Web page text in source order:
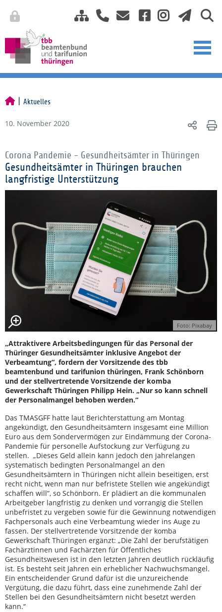
Aktuelles
10. November 2020
Corona Pandemie - Gesundheitsämter in Thüringen
Gesundheitsämter in Thüringen brauchen
langfristige Unterstützung
Foto: Pixabay
„Attraktivere Arbeitsbedingungen für das Personal der
Thüringer Gesundheitsämter inklusive Angebot der
Verbeamtung“, fordern der Vorsitzende des tbb
beamtenbund und tarifunion thüringen, Frank Schönborn
und der stellvertretende Vorsitzende der komba
Gewerkschaft Thüringen Philipp Hein. „Nur so kann schnell
der Personalmangel behoben werden.“
Das TMASGFF hatte laut Berichterstattung am Montag
angekündigt, den Gesundheitsämtern insgesamt eine Million
Euro aus dem Sondervermögen zur Eindämmung der Corona-
Pandemie für personelle Aufstockung zur Verfügung zu
stellen. „Dieses Geld allein kann jedoch den jahrelangen
systematisch bedingten Personalmangel an den
Gesundheitsämtern in Thüringen nicht allein beseitigen, erst
recht nicht, wenn man nur befristete Stellen wie angekündigt
schaffen will“, so Schönborn. Er plädiert an die kommunalen
Arbeitgeber langfristig zu denken und vorrangig die Stellen
unbefristet zu vergeben sowie für die Gewinnung notwendigen
Fachpersonals auch eine Verbeamtung wieder ins Auge zu
fassen. Der stellvertretende Vorsitzende der komba
Gewerkschaft Thüringen ergänzt: „Die Zahl der berufstätigen
Fachärztinnen und Fachärzten für Öffentliches
Gesundheitswesen ist in den letzten Jahren deutlich rückläufig
ist. Es besteht seit Jahren ein erheblicher Nachwuchsmangel.
Ein entscheidender Grund dafür ist die unzureichende
Vergütung, die dazu führt, dass eine zunehmende Zahl der
Stellen bei den Gesundheitsämtern nicht besetzt werden
kann.“